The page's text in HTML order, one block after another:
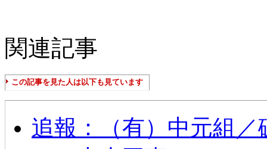
関連記事
この記事を見た人は以下も見ています
追報：（有）中元組